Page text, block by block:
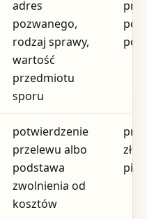
adres
pozwanego,
rodzaj sprawy,
wartość
przedmiotu
sporu
potwierdzenie
przelewu albo
podstawa
zwolnienia od
kosztów